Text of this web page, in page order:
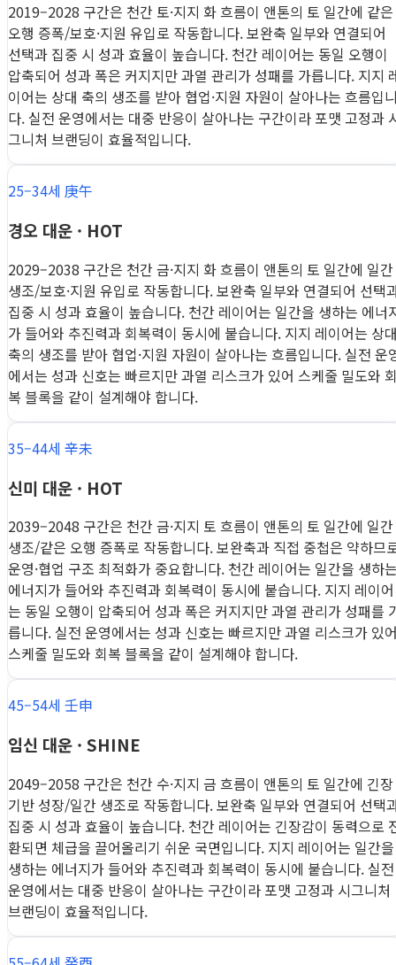
2019–2028 구간은 천간 토·지지 화 흐름이 앤톤의 토 일간에 같은
오행 증폭/보호·지원 유입로 작동합니다. 보완축 일부와 연결되어
선택과 집중 시 성과 효율이 높습니다. 천간 레이어는 동일 오행이
압축되어 성과 폭은 커지지만 과열 관리가 성패를 가릅니다. 지지
이어는 상대 축의 생조를 받아 협업·지원 자원이 살아나는 흐름입
다. 실전 운영에서는 대중 반응이 살아나는 구간이라 포맷 고정과
그니처 브랜딩이 효율적입니다.
25–34세 庚午
경오 대운 · HOT
2029–2038 구간은 천간 금·지지 화 흐름이 앤톤의 토 일간에 일간
생조/보호·지원 유입로 작동합니다. 보완축 일부와 연결되어 선택
집중 시 성과 효율이 높습니다. 천간 레이어는 일간을 생하는 에너
가 들어와 추진력과 회복력이 동시에 붙습니다. 지지 레이어는 상
축의 생조를 받아 협업·지원 자원이 살아나는 흐름입니다. 실전 운
에서는 성과 신호는 빠르지만 과열 리스크가 있어 스케줄 밀도와
복 블록을 같이 설계해야 합니다.
35–44세 辛未
신미 대운 · HOT
2039–2048 구간은 천간 금·지지 토 흐름이 앤톤의 토 일간에 일간
생조/같은 오행 증폭로 작동합니다. 보완축과 직접 중첩은 약하므
운영·협업 구조 최적화가 중요합니다. 천간 레이어는 일간을 생하
에너지가 들어와 추진력과 회복력이 동시에 붙습니다. 지지 레이어
는 동일 오행이 압축되어 성과 폭은 커지지만 과열 관리가 성패를
릅니다. 실전 운영에서는 성과 신호는 빠르지만 과열 리스크가 있
스케줄 밀도와 회복 블록을 같이 설계해야 합니다.
45–54세 壬申
임신 대운 · SHINE
2049–2058 구간은 천간 수·지지 금 흐름이 앤톤의 토 일간에 긴장
기반 성장/일간 생조로 작동합니다. 보완축 일부와 연결되어 선택
집중 시 성과 효율이 높습니다. 천간 레이어는 긴장감이 동력으로
환되면 체급을 끌어올리기 쉬운 국면입니다. 지지 레이어는 일간을
생하는 에너지가 들어와 추진력과 회복력이 동시에 붙습니다. 실전
운영에서는 대중 반응이 살아나는 구간이라 포맷 고정과 시그니처
브랜딩이 효율적입니다.